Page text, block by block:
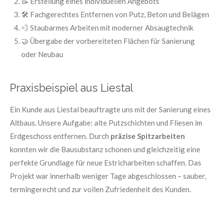
🛠️ Fachgerechtes Entfernen von Putz, Beton und Belägen
💨 Staubarmes Arbeiten mit moderner Absaugtechnik
🤝 Übergabe der vorbereiteten Flächen für Sanierung
oder Neubau
Praxisbeispiel aus Liestal
Ein Kunde aus Liestal beauftragte uns mit der Sanierung eines
Altbaus. Unsere Aufgabe: alte Putzschichten und Fliesen im
Erdgeschoss entfernen. Durch präzise Spitzarbeiten
konnten wir die Bausubstanz schonen und gleichzeitig eine
perfekte Grundlage für neue Estricharbeiten schaffen. Das
Projekt war innerhalb weniger Tage abgeschlossen – sauber,
termingerecht und zur vollen Zufriedenheit des Kunden.